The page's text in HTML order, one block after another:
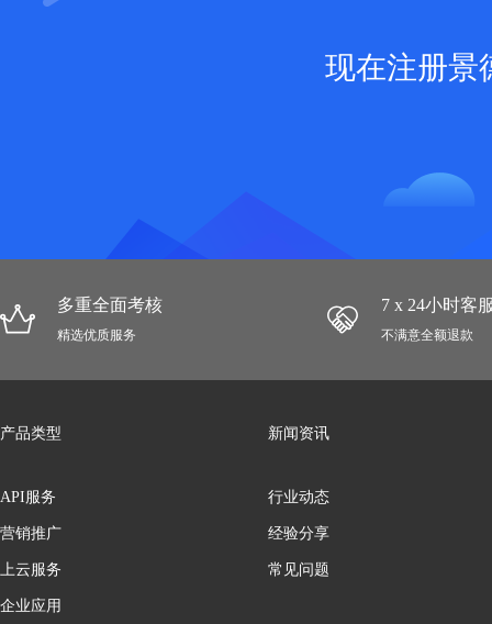
现在注册景
多重全面考核
精选优质服务
7 x 24小时客
不满意全额退款
产品类型
API服务
营销推广
上云服务
企业应用
新闻资讯
行业动态
经验分享
常见问题